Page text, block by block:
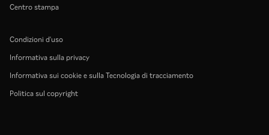
Centro stampa
Condizioni d'uso
Informativa sulla privacy
Informativa sui cookie e sulla Tecnologia di tracciamento
Politica sul copyright